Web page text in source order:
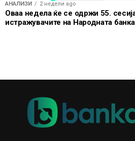
АНАЛИЗИ 2 недели ago
Оваа недела ќе се одржи 55.
истражувачите на Народната банка